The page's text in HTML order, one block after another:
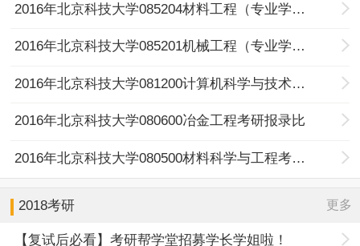
2016年北京科技大学085204材料工程（专业学位）考研报录比
2016年北京科技大学085201机械工程（专业学位）考研报录比
2016年北京科技大学081200计算机科学与技术考研报录比
2016年北京科技大学080600冶金工程考研报录比
2016年北京科技大学080500材料科学与工程考研报录比
2018考研 更多
【复试后必看】考研帮学堂招募学长学姐啦！